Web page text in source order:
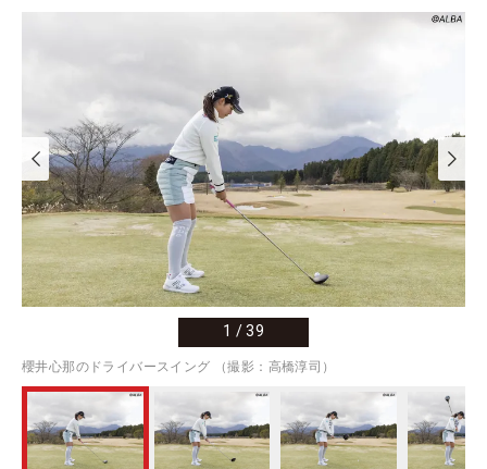
1 /39
櫻井心那のドライバースイング （撮影：高橋淳司）